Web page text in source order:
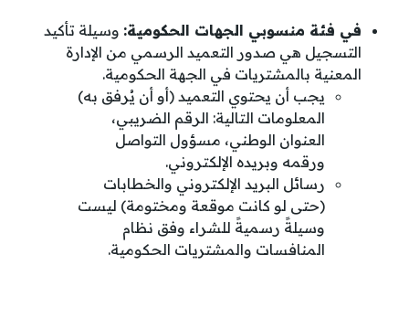
في فئة منسوبي الجهات الحكومية: وسيلة تأكيد
التسجيل هي صدور التعميد الرسمي من الإدارة
المعنية بالمشتريات في الجهة الحكومية.
يجب أن يحتوي التعميد (أو أن يُرفق به)
المعلومات التالية: الرقم الضريبي،
العنوان الوطني، مسؤول التواصل
ورقمه وبريده الإلكتروني.
رسائل البريد الإلكتروني والخطابات
(حتى لو كانت موقعة ومختومة) ليست
وسيلةً رسميةً للشراء وفق نظام
المنافسات والمشتريات الحكومية.